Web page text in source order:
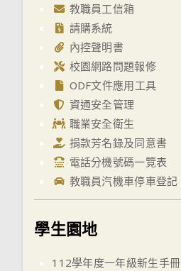
教職員工信箱
請購系統
內控聲明書
校園網路問題報修
ODF文件應用工具
資通安全管理
職業安全衛生
捐款芳名錄及同意書
電話分機號碼一覽表
教職員汽機車停車登記
學生園地
112學年度一年級新生手冊